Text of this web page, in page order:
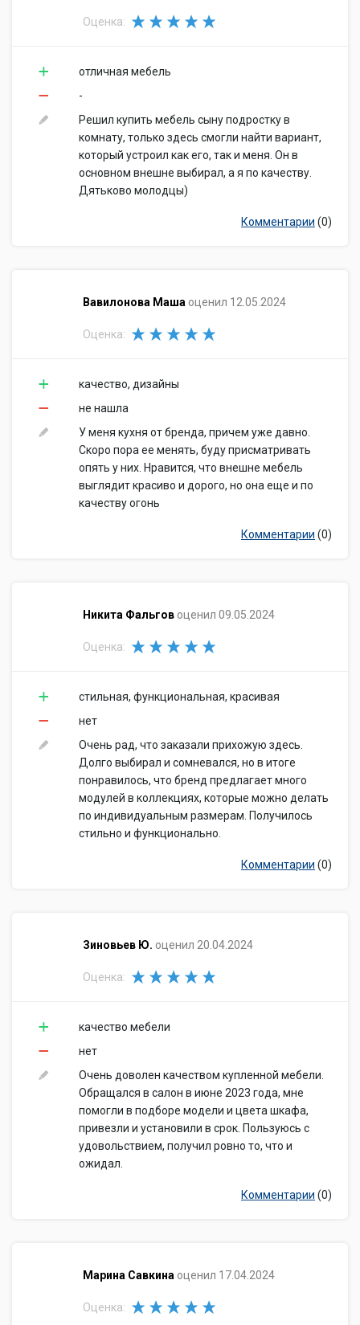
Оценка:
отличная мебель
-
Решил купить мебель сыну подростку в
комнату, только здесь смогли найти вариант,
который устроил как его, так и меня. Он в
основном внешне выбирал, а я по качеству.
Дятьково молодцы)
Комментарии (0)
​Вавилонова Маша оценил 12.05.2024
Оценка:
качество, дизайны
не нашла
У меня кухня от бренда, причем уже давно.
Скоро пора ее менять, буду присматривать
опять у них. Нравится, что внешне мебель
выглядит красиво и дорого, но она еще и по
качеству огонь
Комментарии (0)
​Никита Фальгов оценил 09.05.2024
Оценка:
стильная, функциональная, красивая
нет
Очень рад, что заказали прихожую здесь.
Долго выбирал и сомневался, но в итоге
понравилось, что бренд предлагает много
модулей в коллекциях, которые можно делать
по индивидуальным размерам. Получилось
стильно и функционально.
Комментарии (0)
​Зиновьев Ю. оценил 20.04.2024
Оценка:
качество мебели
нет
Очень доволен качеством купленной мебели.
Обращался в салон в июне 2023 года, мне
помогли в подборе модели и цвета шкафа,
привезли и установили в срок. Пользуюсь с
удовольствием, получил ровно то, что и
ожидал.
Комментарии (0)
​Марина Савкина оценил 17.04.2024
Оценка: